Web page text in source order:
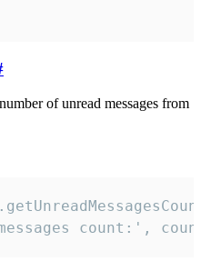
of unread messages from
count:',